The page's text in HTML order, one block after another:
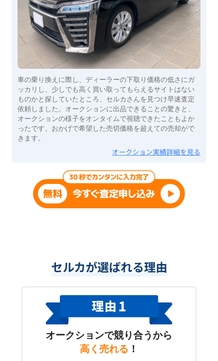
車の乗り換えに際し、ディーラーの下取り価格の低さにガ
ッカリし、少しでも高く買い取ってもらえるサイトはない
ものかと探していたところ、セルカさんを見つけ早速査定
依頼しました。オークションに出品できることの驚きと、
オークションの様子をオンタイムで視聴できたこともよか
ったです。おかげで希望した売切価格を超えての売却がで
きます。
オークション実績詳細を見る
セルカが選ばれる理由
オークションで競り合うから
高く売れる ！